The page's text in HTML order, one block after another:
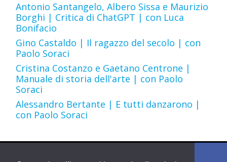
Antonio Santangelo, Albero Sissa e Maurizio
Borghi | Critica di ChatGPT | con Luca
Bonifacio
Gino Castaldo | Il ragazzo del secolo | con
Paolo Soraci
Cristina Costanzo e Gaetano Centrone |
Manuale di storia dell'arte | con Paolo
Soraci
Alessandro Bertante | E tutti danzarono |
con Paolo Soraci